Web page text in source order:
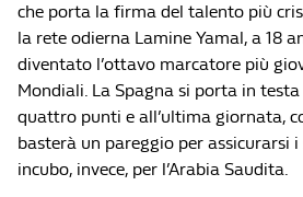
che porta la firma del talento più
la rete odierna Lamine Yamal, a 18
diventato l’ottavo marcatore più
Mondiali. La Spagna si porta in
quattro punti e all’ultima giornata,
basterà un pareggio per assicurarsi
incubo, invece, per l’Arabia Saudita.